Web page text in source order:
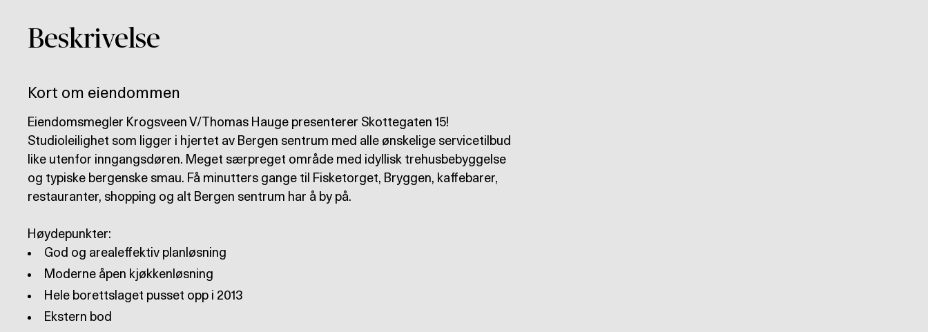
Beskrivelse
Kort om eiendommen
Eiendomsmegler Krogsveen V/Thomas Hauge presenterer Skottegaten 15!
Studioleilighet som ligger i hjertet av Bergen sentrum med alle ønskelige servicetilbud
like utenfor inngangsdøren. Meget særpreget område med idyllisk trehusbebyggelse
og typiske bergenske smau. Få minutters gange til Fisketorget, Bryggen, kaffebarer,
restauranter, shopping og alt Bergen sentrum har å by på.